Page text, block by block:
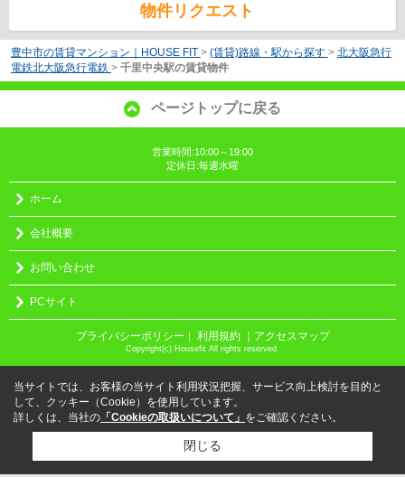
物件リクエスト
豊中市の賃貸マンション｜HOUSE FIT > (賃貸)路線・駅から探す > 北大阪急行
電鉄北大阪急行電鉄 > 千里中央駅の賃貸物件
ページトップに戻る
営業時間:10:00～19:00
定休日:毎週水曜
ホーム
会社概要
お問い合わせ
PCサイト
プライバシーポリシー ｜ 利用規約 ｜アクセスマップ
Copyright(c) Housefit All rights reserved.
当サイトでは、お客様の当サイト利用状況把握、サービス向上検討を目的と
して、クッキー（Cookie）を使用しています。
詳しくは、当社の 「Cookieの取扱いについて」 をご確認ください。
閉じる